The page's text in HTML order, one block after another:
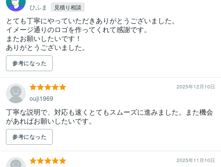
ひふま 見積り相談
とても丁寧にやっていただきありがとうございました。
イメージ通りのロゴを作ってくれて感謝です。
またお願いしたいです！
ありがとうございました。
参考になった
2025年12月10日
ouji1969
丁寧な説明で、対応も速くとてもスムーズに進みました。また機会
があればお願いしたいです。
参考になった
2025年11月10日